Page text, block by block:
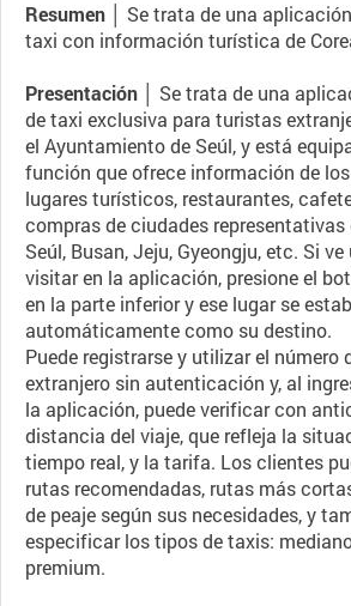
Resumen │ Se trata de una
taxi con información turística de
Presentación │ Se trata de una
de taxi exclusiva para turistas
el Ayuntamiento de Seúl, y está
función que ofrece información de
lugares turísticos, restaurantes,
compras de ciudades representativas
Seúl, Busan, Jeju, Gyeongju, etc. Si
visitar en la aplicación, presione el
en la parte inferior y ese lugar se
automáticamente como su destino.
Puede registrarse y utilizar el número
extranjero sin autenticación y, al
la aplicación, puede verificar con
distancia del viaje, que refleja la
tiempo real, y la tarifa. Los clientes
rutas recomendadas, rutas más
de peaje según sus necesidades, y
especificar los tipos de taxis:
premium.